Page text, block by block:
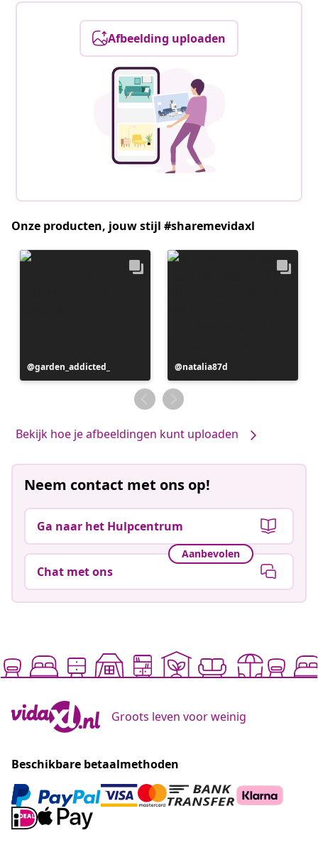
Afbeelding uploaden
Onze producten, jouw stijl #sharemevidaxl
Bericht
gepubliceerd
garden_addicted_
Bericht
gepubliceerd
door
natalia87d
Bekijk hoe je afbeeldingen kunt uploaden
Neem contact met ons op!
Ga naar het Hulpcentrum
Aanbevolen
Chat met ons
Groots leven voor weinig
Beschikbare betaalmethoden